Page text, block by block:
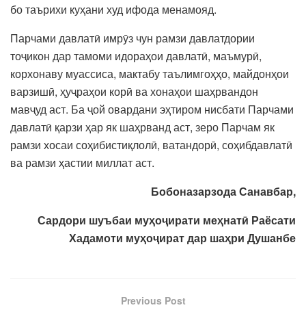
бо таърихи куҳани худ ифода менамояд.
Парчами давлатӣ имрӯз чун рамзи давлатдории
тоҷикон дар тамоми идораҳои давлатӣ, маъмурӣ,
корхонаву муассиса, мактабу таълимгоҳҳо, майдонҳои
варзишӣ, ҳуҷраҳои корӣ ва хонаҳои шаҳрвандон
мавҷуд аст. Ба ҷой овардани эҳтиром нисбати Парчами
давлатӣ қарзи ҳар як шаҳрванд аст, зеро Парчам як
рамзи хосаи соҳибистиқлолӣ, ватандорӣ, соҳибдавлатӣ
ва рамзи ҳастии миллат аст.
Бобоназарзода Санавбар,
Сардори шуъбаи муҳоҷирати меҳнатӣ Раёсати
Хадамоти муҳоҷират дар шаҳри Душанбе
Previous Post